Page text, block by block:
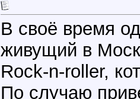
В своё время
живущий в
Rock-n-roller,
По случаю